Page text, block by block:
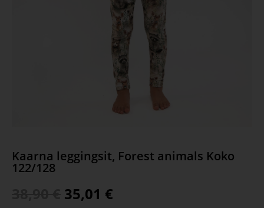
Kaarna leggingsit, Forest animals Koko
122/128
35,01 €